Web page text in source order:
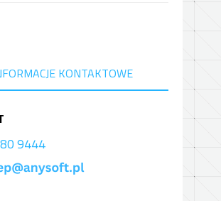
KONTAKTOWE
9444